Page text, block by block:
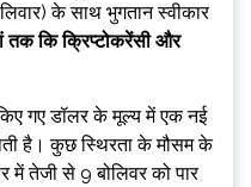
के साथ भुगतान स्वीकार
तक ​​​​कि क्रिप्टोकरेंसी और
गए डॉलर के मूल्य में एक नई
है। कुछ स्थिरता के मौसम के
में तेजी से 9 बोलिवर को पार